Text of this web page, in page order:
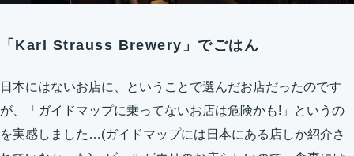
「Karl Strauss Brewery」でごはん
日本にはないお店に、ということで選んだお店だったのです
が、「ガイドマップに乗ってないお店は危険かも!」というの
を実感しました…(ガイドマップには日本にある店しか紹介さ